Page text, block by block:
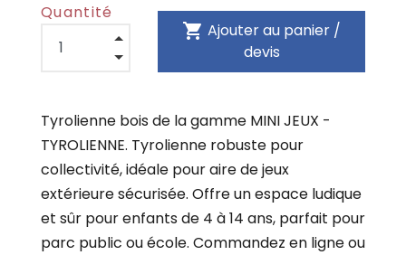
Quantité
shopping_cart Ajouter au panier /
devis
Tyrolienne bois de la gamme MINI JEUX -
TYROLIENNE. Tyrolienne robuste pour
collectivité, idéale pour aire de jeux
extérieure sécurisée. Offre un espace ludique
et sûr pour enfants de 4 à 14 ans, parfait pour
parc public ou école. Commandez en ligne ou